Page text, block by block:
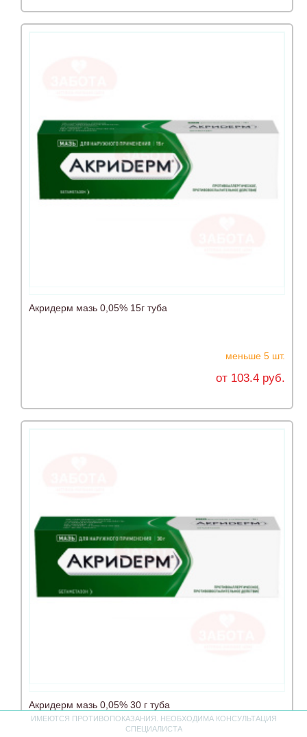
Акридерм мазь 0,05% 15г туба
меньше 5 шт.
от 103.4 руб.
Акридерм мазь 0,05% 30 г туба
ИМЕЮТСЯ ПРОТИВОПОКАЗАНИЯ. НЕОБХОДИМА КОНСУЛЬТАЦИЯ
СПЕЦИАЛИСТА